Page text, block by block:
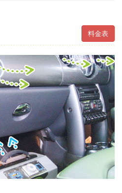
料金表